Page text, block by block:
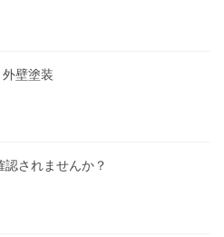
壁塗装
されませんか？